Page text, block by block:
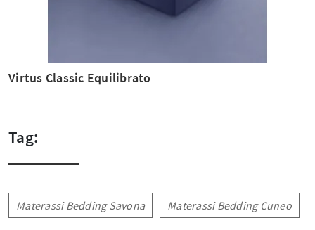
Virtus Classic Equilibrato
Tag:
Materassi Bedding Savona Materassi Bedding Cuneo